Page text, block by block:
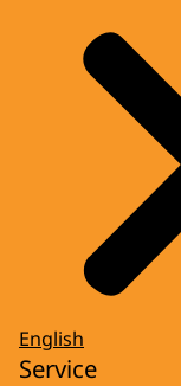
English
Service